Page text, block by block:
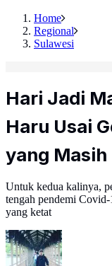
Home
Regional
Sulawesi
Hari Jadi
Haru Usai
yang
Untuk kedua kalinya,
tengah pendemi
yang ketat